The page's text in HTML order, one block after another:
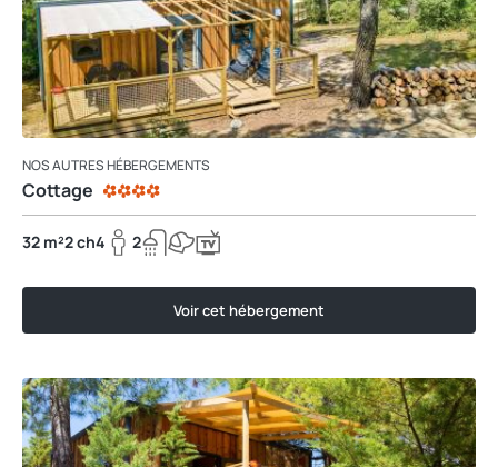
NOS AUTRES HÉBERGEMENTS
Cottage
32 m²2 ch4 2
Voir cet hébergement